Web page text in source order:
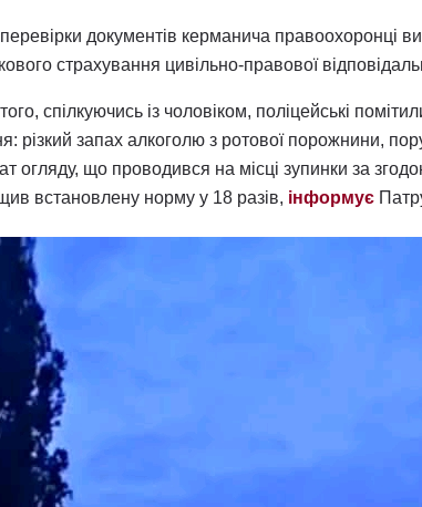
документів керманича правоохоронці
страхування цивільно-правової
спілкуючись із чоловіком, поліцейські
різкий запах алкоголю з ротової порожнини,
огляду, що проводився на місці зупинки за
встановлену норму у 18 разів, інформує